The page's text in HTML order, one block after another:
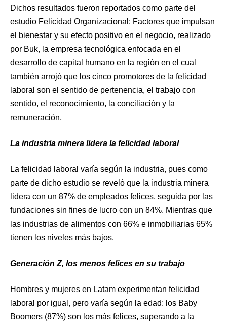
Dichos resultados fueron reportados como parte del
estudio Felicidad Organizacional: Factores que impulsan
el bienestar y su efecto positivo en el negocio, realizado
por Buk, la empresa tecnológica enfocada en el
desarrollo de capital humano en la región en el cual
también arrojó que los cinco promotores de la felicidad
laboral son el sentido de pertenencia, el trabajo con
sentido, el reconocimiento, la conciliación y la
remuneración,
La industria minera lidera la felicidad laboral
La felicidad laboral varía según la industria, pues como
parte de dicho estudio se reveló que la industria minera
lidera con un 87% de empleados felices, seguida por las
fundaciones sin fines de lucro con un 84%. Mientras que
las industrias de alimentos con 66% e inmobiliarias 65%
tienen los niveles más bajos.
Generación Z, los menos felices en su trabajo
Hombres y mujeres en Latam experimentan felicidad
laboral por igual, pero varía según la edad: los Baby
Boomers (87%) son los más felices, superando a la